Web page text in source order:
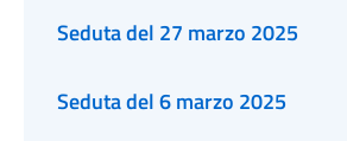
Seduta del 27 marzo 2025
Seduta del 6 marzo 2025